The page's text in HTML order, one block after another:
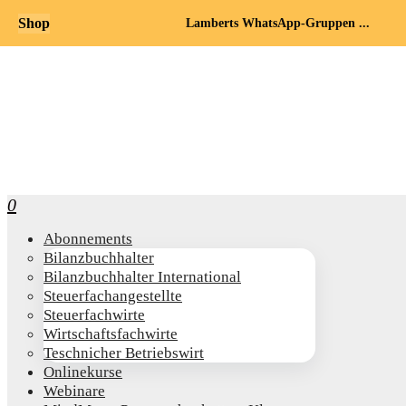
0
Abon­ne­ments
Bilanz­buch­hal­ter
Bilanz­buch­hal­ter International
Steu­er­fach­an­ge­stell­te
Steu­er­fach­wir­te
Wirt­schafts­fach­wir­te
Teschni­cher Betriebswirt
Online­kur­se
Web­i­na­re
Shop Lamberts WhatsApp-Gruppen ...